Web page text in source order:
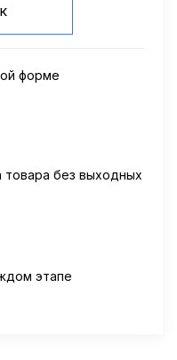
форме
товара без выходных
этапе